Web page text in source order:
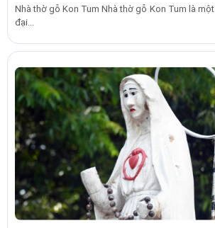
Nhà thờ gỗ Kon Tum Nhà thờ gỗ Kon Tum là
đại...